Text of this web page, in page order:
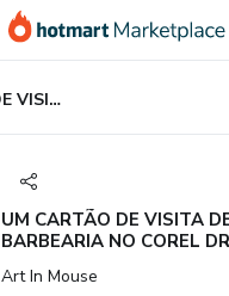
UM CARTÃO DE VISITA DE BARBEIRO OU BARBEARIA NO COREL DRAW 2022.
UM CARTÃO DE VISITA
BARBEARIA NO COREL
Art In Mouse